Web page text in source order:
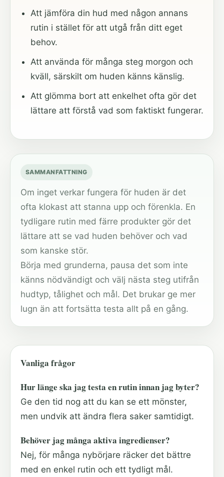
Att jämföra din hud med någon annans
rutin i stället för att utgå från ditt eget
behov.
Att använda för många steg morgon och
kväll, särskilt om huden känns känslig.
Att glömma bort att enkelhet ofta gör det
lättare att förstå vad som faktiskt fungerar.
SAMMANFATTNING
Om inget verkar fungera för huden är det
ofta klokast att stanna upp och förenkla. En
tydligare rutin med färre produkter gör det
lättare att se vad huden behöver och vad
som kanske stör.
Börja med grunderna, pausa det som inte
känns nödvändigt och välj nästa steg utifrån
hudtyp, tålighet och mål. Det brukar ge mer
lugn än att fortsätta testa allt på en gång.
Vanliga frågor
Hur länge ska jag testa en rutin innan jag byter?
Ge den tid nog att du kan se ett mönster,
men undvik att ändra flera saker samtidigt.
Behöver jag många aktiva ingredienser?
Nej, för många nybörjare räcker det bättre
med en enkel rutin och ett tydligt mål.